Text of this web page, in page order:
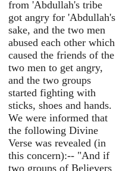
from 'Abdullah's tribe
got angry for 'Abdullah's
sake, and the two men
abused each other which
caused the friends of the
two men to get angry,
and the two groups
started fighting with
sticks, shoes and hands.
We were informed that
the following Divine
Verse was revealed (in
this concern):-- "And if
two groups of Believers